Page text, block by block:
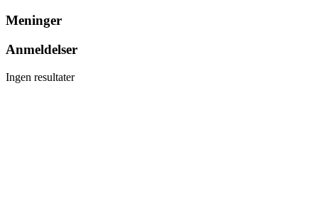
Meninger
Anmeldelser
Ingen resultater